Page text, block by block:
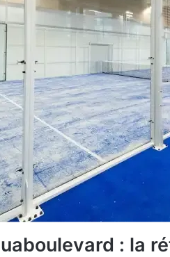
: la